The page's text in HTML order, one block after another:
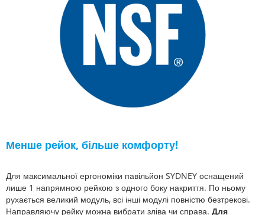
Менше рейок, більше комфорту!
Для максимальної ергономіки павільйон SYDNEY оснащений
лише 1 напрямною рейкою з одного боку накриття. По ньому
рухається великий модуль, всі інші модулі повністю безтрекові.
Направляючу рейку можна вибрати зліва чи справа. Для